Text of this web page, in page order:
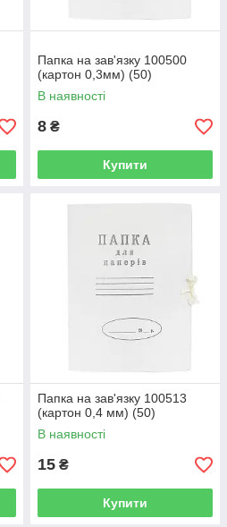
Папка на зав'язку 100500
(картон 0,3мм) (50)
В наявності
8 ₴
Купити
Папка на зав'язку 100513
(картон 0,4 мм) (50)
В наявності
15 ₴
Купити